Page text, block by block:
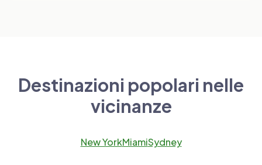
Destinazioni popolari nelle
vicinanze
New YorkMiamiSydney